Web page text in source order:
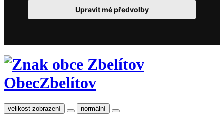
Upravit mé předvolby
ObecZbelítov
velikost zobrazení normální